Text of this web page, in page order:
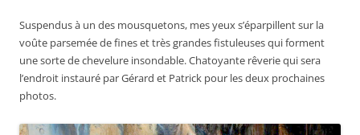
Suspendus à un des mousquetons, mes yeux s’éparpillent sur la
voûte parsemée de fines et très grandes fistuleuses qui forment
une sorte de chevelure insondable. Chatoyante rêverie qui sera
l’endroit instauré par Gérard et Patrick pour les deux prochaines
photos.